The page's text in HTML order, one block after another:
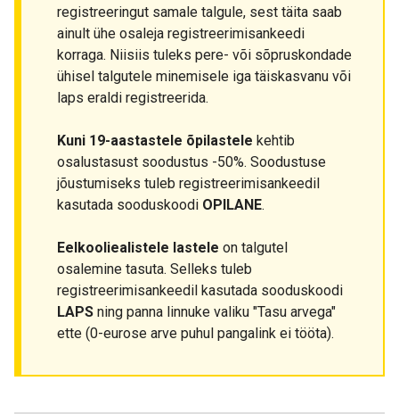
registreeringut samale talgule, sest täita saab
ainult ühe osaleja registreerimisankeedi
korraga. Niisiis tuleks pere- või sõpruskondade
ühisel talgutele minemisele iga täiskasvanu või
laps eraldi registreerida.
Kuni 19-aastastele õpilastele kehtib
osalustasust soodustus -50%. Soodustuse
jõustumiseks tuleb registreerimisankeedil
kasutada sooduskoodi OPILANE.
Eelkooliealistele lastele on talgutel
osalemine tasuta. Selleks tuleb
registreerimisankeedil kasutada sooduskoodi
LAPS ning panna linnuke valiku "Tasu arvega"
ette (0-eurose arve puhul pangalink ei tööta).